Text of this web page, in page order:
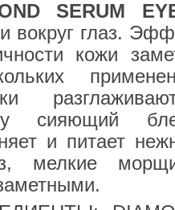
SERUM
вокруг глаз.
кожи
сияющий
и питает
мелкие